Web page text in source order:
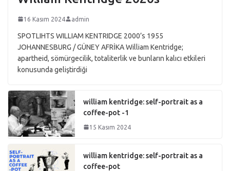
16 Kasım 2024 admin
SPOTLIHTS WILLIAM KENTRIDGE 2000’s 1955
JOHANNESBURG / GÜNEY AFRİKA William Kentridge;
apartheid, sömürgecilik, totaliterlik ve bunların kalıcı etkileri
konusunda geliştirdiği
william kentridge: self-portrait as a
coffee-pot -1
15 Kasım 2024
william kentridge: self-portrait as a
coffee-pot